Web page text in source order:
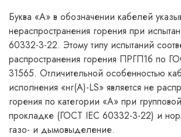
Буква «А» в обозначении кабелей
нераспространения горения при
60332-3-22. Этому типу испытаний
распространения горения ПРГП1б по
31565. Отличительной особенностью
исполнения «нг(А)-LS» является не
горения по категории «А» при групповой
прокладке (ГОСТ IEC 60332-3-22) и
газо- и дымовыделение.